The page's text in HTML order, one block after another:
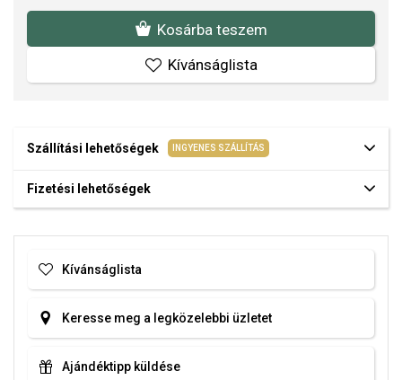
Kosárba teszem
Kívánságlista
Szállítási lehetőségek INGYENES SZÁLLÍTÁS
Fizetési lehetőségek
Kívánságlista
Keresse meg a legközelebbi üzletet
Ajándéktipp küldése